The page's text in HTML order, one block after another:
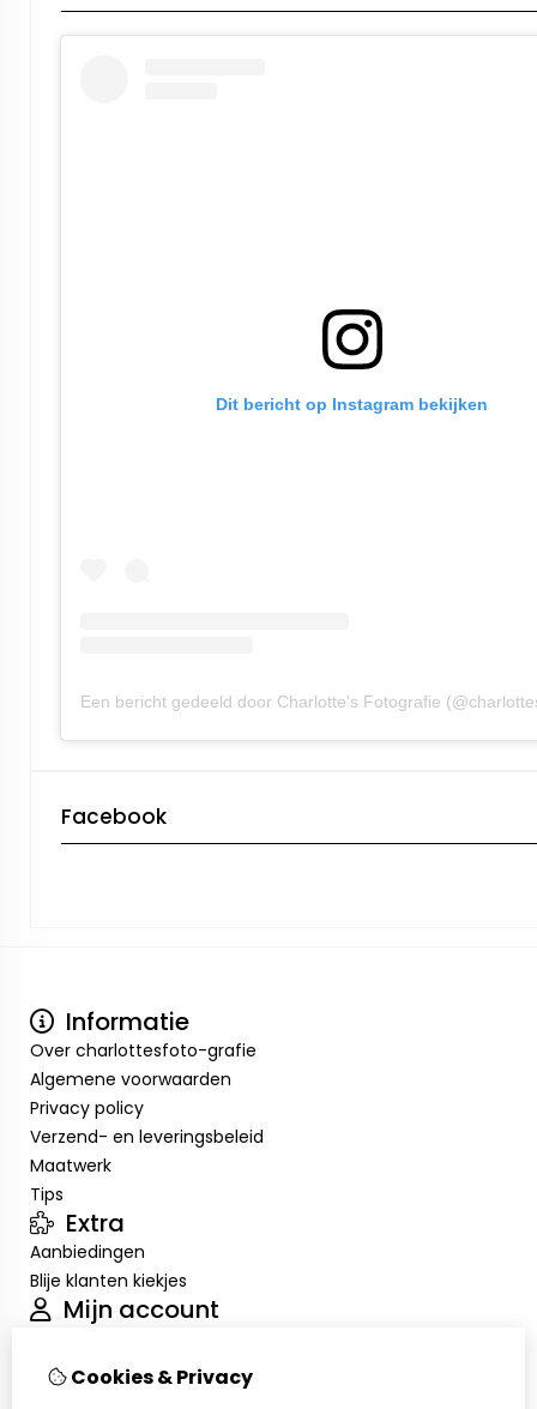
Dit bericht op Instagram bekijken
Facebook
Informatie
Over charlottesfoto-grafie
Algemene voorwaarden
Privacy policy
Verzend- en leveringsbeleid
Maatwerk
Tips
Extra
Aanbiedingen
Blije klanten kiekjes
Mijn account
Bestelhistorie
Cookies & Privacy